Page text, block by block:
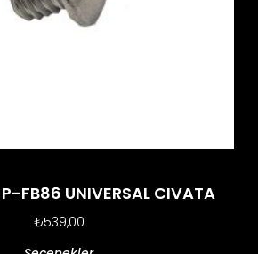
FB86 UNIVERSAL CIVATA
₺539,00